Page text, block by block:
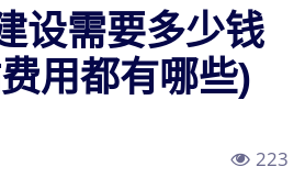
设需要多少钱
用都有哪些)
223